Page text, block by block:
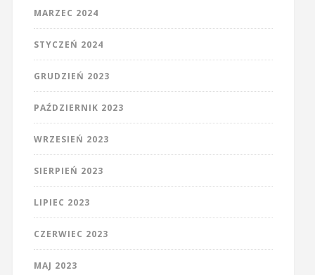
MARZEC 2024
STYCZEŃ 2024
GRUDZIEŃ 2023
PAŹDZIERNIK 2023
WRZESIEŃ 2023
SIERPIEŃ 2023
LIPIEC 2023
CZERWIEC 2023
MAJ 2023